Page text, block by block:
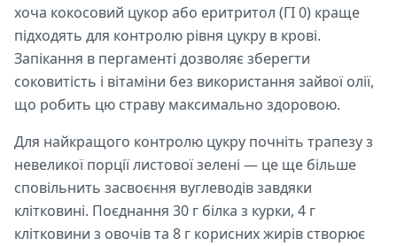
хоча кокосовий цукор або еритритол (ГІ 0) краще
підходять для контролю рівня цукру в крові.
Запікання в пергаменті дозволяє зберегти
соковитість і вітаміни без використання зайвої олії,
що робить цю страву максимально здоровою.
Для найкращого контролю цукру почніть трапезу з
невеликої порції листової зелені — це ще більше
сповільнить засвоєння вуглеводів завдяки
клітковині. Поєднання 30 г білка з курки, 4 г
клітковини з овочів та 8 г корисних жирів створює